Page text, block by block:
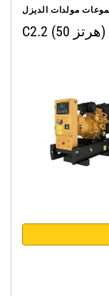
مولدات الديزل
C2.2 (50 هرتز)